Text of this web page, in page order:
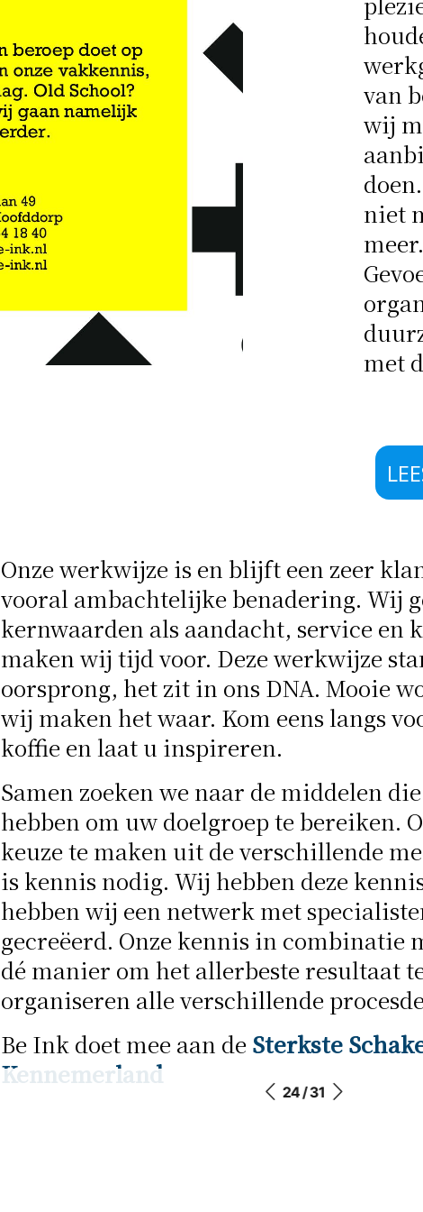
van
wij
niet
met
Onze werkwijze is en blijft een zeer
vooral ambachtelijke benadering. Wij
kernwaarden als aandacht, service en
maken wij tijd voor. Deze werkwijze
oorsprong, het zit in ons DNA. Mooie
wij maken het waar. Kom eens langs
koffie en laat u inspireren.
Samen zoeken we naar de middelen
hebben om uw doelgroep te bereiken.
keuze te maken uit de verschillende
is kennis nodig. Wij hebben deze
hebben wij een netwerk met
gecreëerd. Onze kennis in combinatie
dé manier om het allerbeste resultaat
organiseren alle verschillende
Be Ink doet mee aan de Sterkste
Kennemerland
24 / 31